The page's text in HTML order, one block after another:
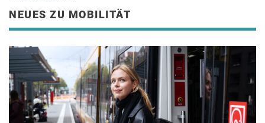
NEUES ZU MOBILITÄT